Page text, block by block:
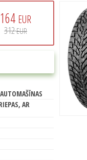
164 EUR
312EUR
AR